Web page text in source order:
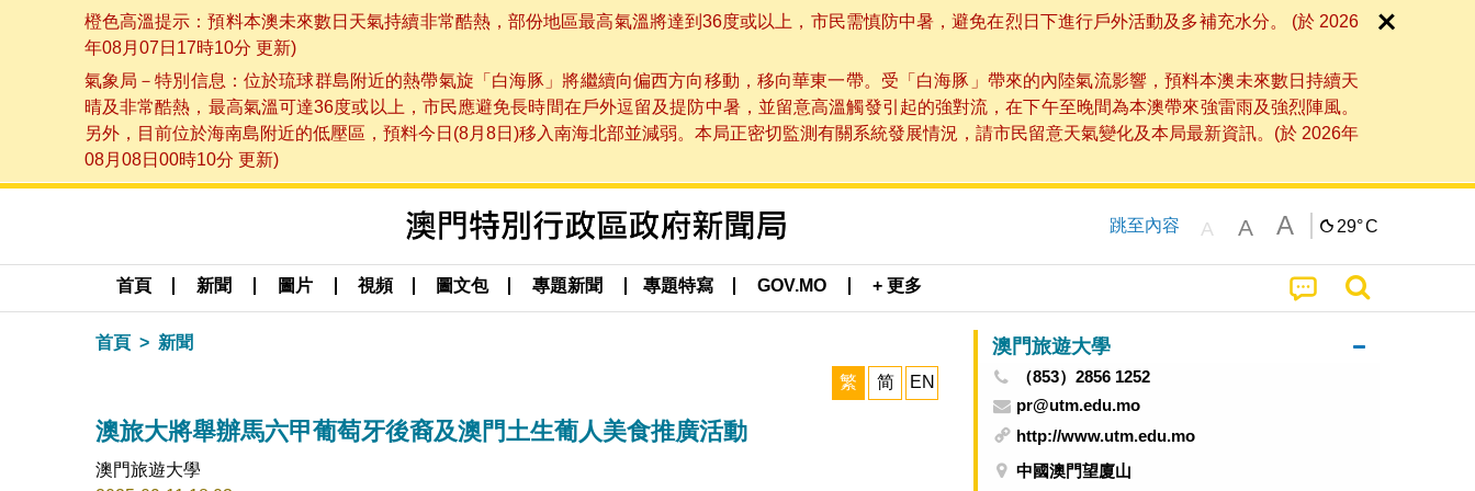
橙色高溫提示：預料本澳未來數日天氣持續非常酷熱，部份地區最高氣溫將達到36度或以上，市民需慎防中暑，避免在烈日下進行戶外活動及多補充水分。 (於 2026
年08月07日17時10分 更新)
氣象局－特別信息：位於琉球群島附近的熱帶氣旋「白海豚」將繼續向偏西方向移動，移向華東一帶。受「白海豚」帶來的內陸氣流影響，預料本澳未來數日持續天
晴及非常酷熱，最高氣溫可達36度或以上，市民應避免長時間在戶外逗留及提防中暑，並留意高溫觸發引起的強對流，在下午至晚間為本澳帶來強雷雨及強烈陣風。
另外，目前位於海南島附近的低壓區，預料今日(8月8日)移入南海北部並減弱。本局正密切監測有關系統發展情況，請市民留意天氣變化及本局最新資訊。(於 2026年
08月08日00時10分 更新)
跳至內容 A A A 29°C
首頁 新聞 圖片 視頻 圖文包 專題新聞 專題特寫 GOV.MO + 更多
首頁 新聞
繁 简 EN
澳旅大將舉辦馬六甲葡萄牙後裔及澳門土生葡人美食推廣活動
澳門旅遊大學
澳門旅遊大學
（853）2856 1252
pr@utm.edu.mo
http://www.utm.edu.mo
中國澳門望廈山